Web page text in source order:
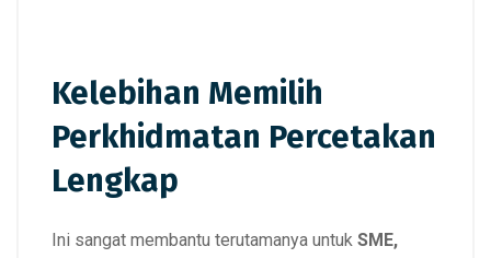
Kelebihan Memilih
Perkhidmatan Percetakan
Lengkap
Ini sangat membantu terutamanya untuk SME,